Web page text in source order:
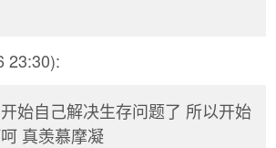
23:30):
始自己解决生存问题了 所以开始
真羡慕摩凝